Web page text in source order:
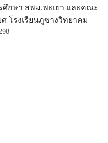
ศึกษา​ สพม.พะเยา และคณะ
โรง​เรียนภูซาง​วิทยาคม